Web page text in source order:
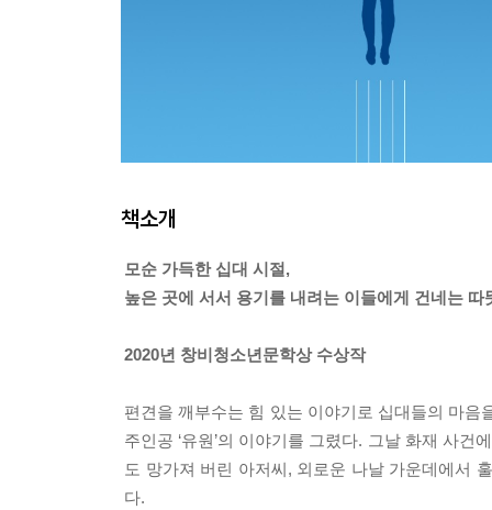
책소개
모순 가득한 십대 시절,
높은 곳에 서서 용기를 내려는 이들에게 건네는 따
2020년 창비청소년문학상 수상작
편견을 깨부수는 힘 있는 이야기로 십대들의 마
주인공 ‘유원’의 이야기를 그렸다. 그날 화재 사
도 망가져 버린 아저씨, 외로운 나날 가운데에서
다.